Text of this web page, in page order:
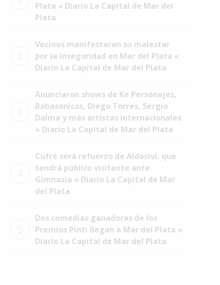
Plata « Diario La Capital de Mar del
Plata
Vecinos manifestaron su malestar
por la inseguridad en Mar del Plata «
Diario La Capital de Mar del Plata
Anunciaron shows de Ke Personajes,
Babasonicos, Diego Torres, Sergio
Dalma y más artistas internacionales
« Diario La Capital de Mar del Plata
Cufré será refuerzo de Aldosivi, que
tendrá público visitante ante
Gimnasia « Diario La Capital de Mar
del Plata
Dos comedias ganadoras de los
Premios Pinti llegan a Mar del Plata «
Diario La Capital de Mar del Plata